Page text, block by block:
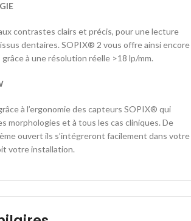
contrastes clairs et précis, pour une lecture
dentaires. SOPIX® 2 vous offre ainsi encore
à une résolution réelle >18 lp/mm.
à l’ergonomie des capteurs SOPIX® qui
morphologies et à tous les cas cliniques. De
ouvert ils s’intégreront facilement dans votre
votre installation.